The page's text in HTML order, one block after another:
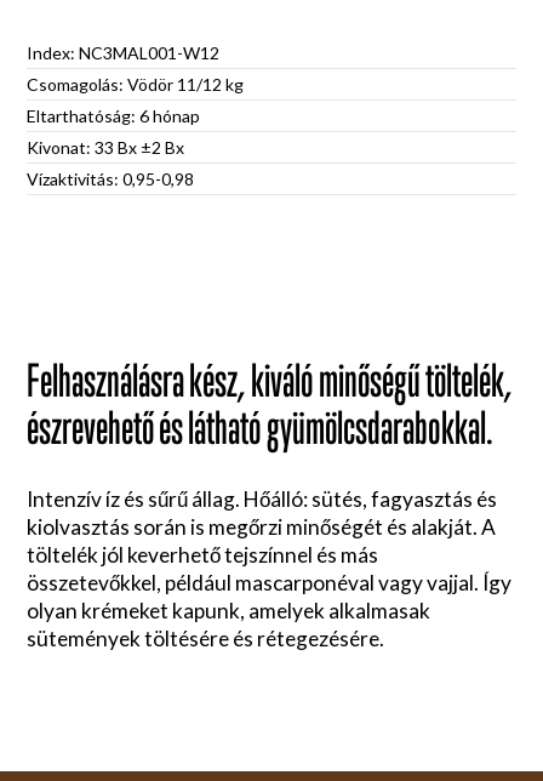
Index: NC3MAL001-W12
Csomagolás: Vödör 11/12 kg
Eltarthatóság: 6 hónap
Kivonat: 33 Bx ±2 Bx
Vízaktivitás: 0,95-0,98
Felhasználásra kész, kiváló minőségű töltelék,
észrevehető és látható gyümölcsdarabokkal.
Intenzív íz és sűrű állag. Hőálló: sütés, fagyasztás és
kiolvasztás során is megőrzi minőségét és alakját. A
töltelék jól keverhető tejszínnel és más
összetevőkkel, például mascarponéval vagy vajjal. Így
olyan krémeket kapunk, amelyek alkalmasak
sütemények töltésére és rétegezésére.